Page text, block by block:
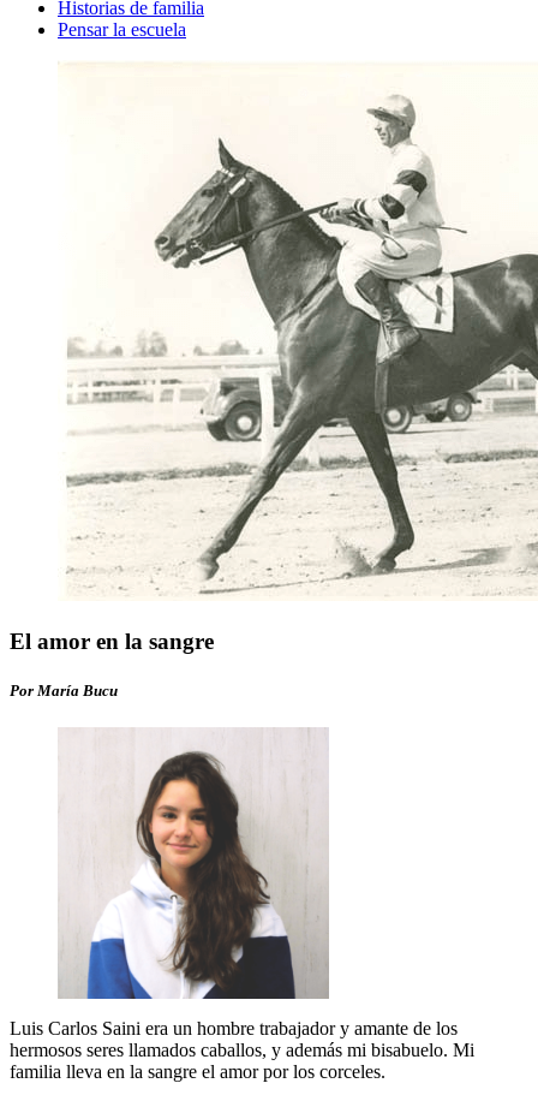
Historias de familia
Pensar la escuela
El amor en la sangre
Por María Bucu
Luis Carlos Saini era un hombre trabajador y amante de los
hermosos seres llamados caballos, y además mi bisabuelo. Mi
familia lleva en la sangre el amor por los corceles.